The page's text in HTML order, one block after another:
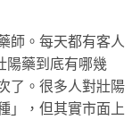
師。每天都有客人
陽藥到底有哪幾
了。很多人對壯陽
」，但其實市面上